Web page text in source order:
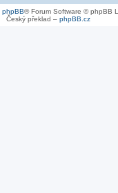
phpBB® Forum Software © phpBB
Český překlad – phpBB.cz